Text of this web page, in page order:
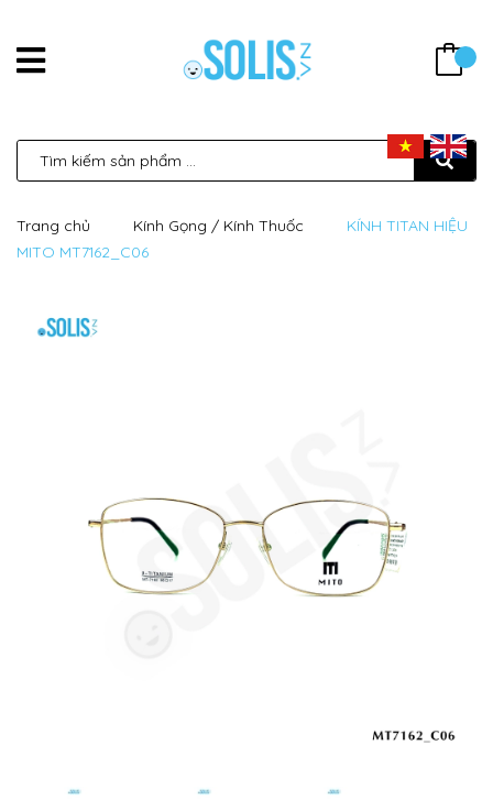
Trang chủ Kính Gọng / Kính Thuốc
KÍNH TITAN HIỆU
MITO MT7162_C06